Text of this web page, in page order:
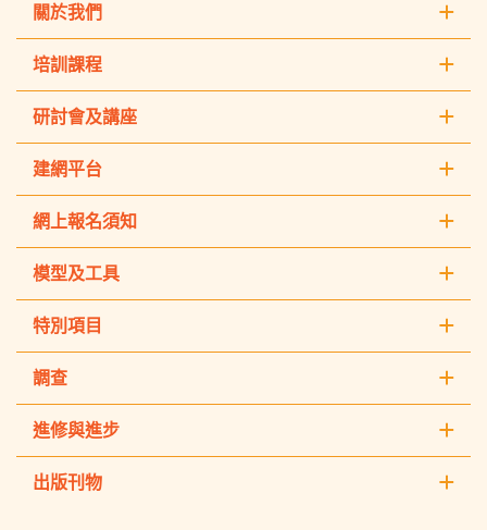
關於我們
培訓課程
研討會及講座
建網平台
網上報名須知
模型及工具
特別項目
調查
進修與進步
出版刊物